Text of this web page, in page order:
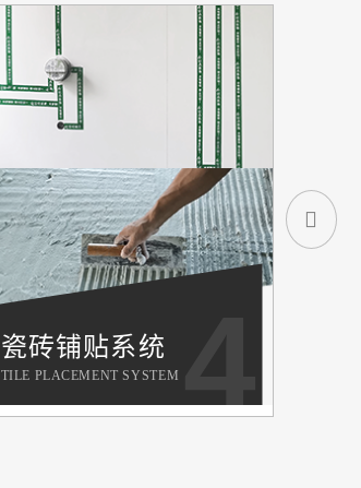
瓷砖铺贴系统
TILE PLACEMENT SYSTEM